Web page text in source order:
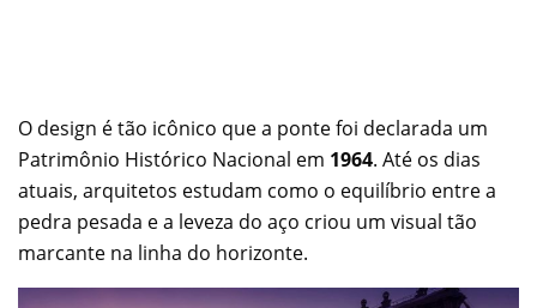
O design é tão icônico que a ponte foi declarada um
Patrimônio Histórico Nacional em 1964. Até os dias
atuais, arquitetos estudam como o equilíbrio entre a
pedra pesada e a leveza do aço criou um visual tão
marcante na linha do horizonte.